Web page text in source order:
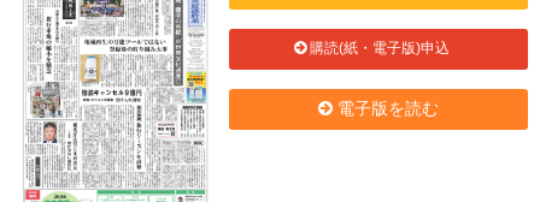
購読(紙・電子版)申込
電子版を読む